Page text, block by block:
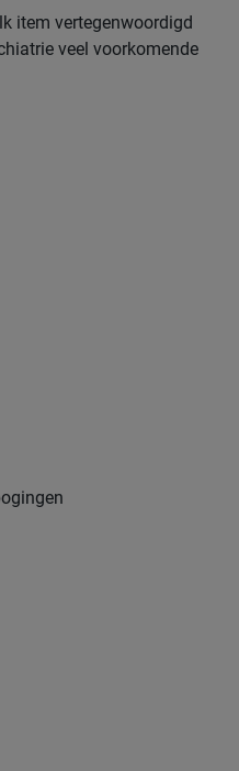
item vertegenwoordigd
veel voorkomende